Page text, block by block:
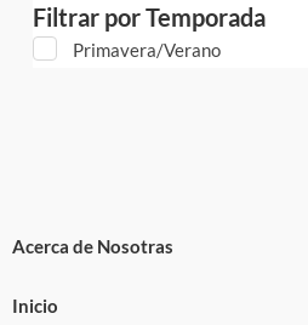
Filtrar por Temporada
Primavera/Verano
Acerca de Nosotras
Inicio